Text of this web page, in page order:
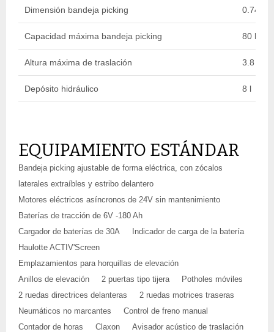
Dimensión bandeja picking 0.74 x
Capacidad máxima bandeja picking 80 kg
Altura máxima de traslación 3.8 m
Depósito hidráulico 8 l
EQUIPAMIENTO ESTÁNDAR
Bandeja picking ajustable de forma eléctrica, con zócalos
laterales extraíbles y estribo delantero
Motores eléctricos asíncronos de 24V sin mantenimiento
Baterías de tracción de 6V -180 Ah
Cargador de baterías de 30A
Indicador de carga de la batería
Haulotte ACTIV'Screen
Emplazamientos para horquillas de elevación
Anillos de elevación
2 puertas tipo tijera
Potholes móviles
2 ruedas directrices delanteras
2 ruedas motrices traseras
Neumáticos no marcantes
Control de freno manual
Contador de horas
Claxon
Avisador acústico de traslación